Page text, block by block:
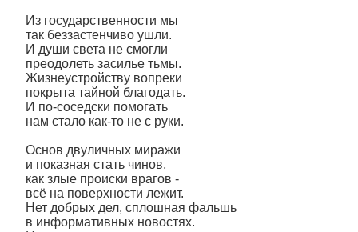
Из государственности мы
так беззастенчиво ушли.
И души света не смогли
преодолеть засилье тьмы.
Жизнеустройству вопреки
покрыта тайной благодать.
И по-соседски помогать
нам стало как-то не с руки.
Основ двуличных миражи
и показная стать чинов,
как злые происки врагов -
всё на поверхности лежит.
Нет добрых дел, сплошная фальшь
в информативных новостях.